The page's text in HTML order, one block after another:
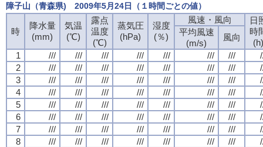
障子山（青森県) 2009年5月24日（１時間ごとの値）
時
降水量
(mm)
気温
(℃)
露点
温度
(℃)
蒸気圧
(hPa)
湿度
(％)
風速・風向
日
時
(h)
平均風速
(m/s)
風向
1
/// /// /// /// /// /// ///
2
/// /// /// /// /// /// ///
3
/// /// /// /// /// /// ///
4
/// /// /// /// /// /// ///
5
/// /// /// /// /// /// ///
6
/// /// /// /// /// /// ///
7
/// /// /// /// /// /// ///
8
/// /// /// /// /// /// ///
時
降水量
(mm)
気温
(℃)
露点
温度
(℃)
蒸気圧
(hPa)
湿度
(％)
風速・風向
日
時
(h)
平均風速
(m/s)
風向
1
/// /// /// /// /// /// ///
2
/// /// /// /// /// /// ///
3
/// /// /// /// /// /// ///
4
/// /// /// /// /// /// ///
5
/// /// /// /// /// /// ///
6
/// /// /// /// /// /// ///
7
/// /// /// /// /// /// ///
8
/// /// /// /// /// /// ///
時
降水量
(mm)
気温
(℃)
露点
温度
(℃)
蒸気圧
(hPa)
湿度
(％)
風速・風向
日
時
(h)
平均風速
(m/s)
風向
1
/// /// /// /// /// /// ///
2
/// /// /// /// /// /// ///
3
/// /// /// /// /// /// ///
4
/// /// /// /// /// /// ///
5
/// /// /// /// /// /// ///
6
/// /// /// /// /// /// ///
7
/// /// /// /// /// /// ///
8
/// /// /// /// /// /// ///
時
降水量
(mm)
気温
(℃)
露点
温度
(℃)
蒸気圧
(hPa)
湿度
(％)
風速・風向
日
時
(h)
平均風速
(m/s)
風向
1
/// /// /// /// /// /// ///
2
/// /// /// /// /// /// ///
3
/// /// /// /// /// /// ///
4
/// /// /// /// /// /// ///
5
/// /// /// /// /// /// ///
6
/// /// /// /// /// /// ///
7
/// /// /// /// /// /// ///
8
/// /// /// /// /// /// ///